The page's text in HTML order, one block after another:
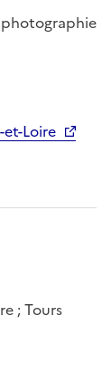
Loire
; Tours